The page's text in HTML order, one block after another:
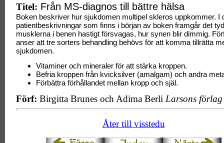
Titel: Från MS-diagnos till bättre hälsa
Boken beskriver hur sjukdomen multipel skleros uppkommer. I
patientbeskrivningar som finns i början av boken framgår det
musklerna i benen hastigt försvagas, hur synen blir dimmig.
anser att tre sorters behandling behövs för att komma tillrätta
sjukdomen.
Vitaminer och mineraler för att stärka kroppen.
Befria kroppen från kvicksilver (amalgam) och andra
Förbättra förhållandet mellan kropp och själ.
Förf: Birgitta Brunes och Adima Berli Larsons
Åter till visstedu